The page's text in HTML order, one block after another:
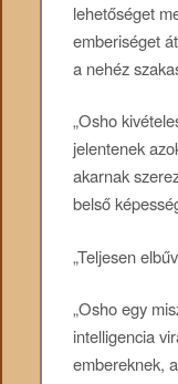
lehetőséget
emberiséget
a nehéz
„Osho
jelentenek
akarnak
belső
„Teljesen
„Osho egy
intelligencia
embereknek,